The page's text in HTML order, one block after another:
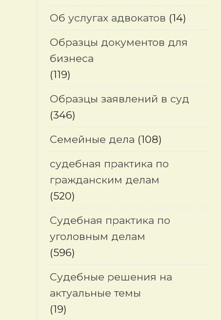
Об услугах адвокатов (14)
Образцы документов для
бизнеса
(119)
Образцы заявлений в суд
(346)
Семейные дела (108)
судебная практика по
гражданским делам
(520)
Судебная практика по
уголовным делам
(596)
Судебные решения на
актуальные темы
(19)